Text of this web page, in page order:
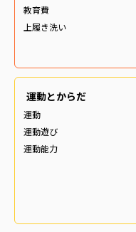
教育費
上履き洗い
運動とからだ
運動
運動遊び
運動能力